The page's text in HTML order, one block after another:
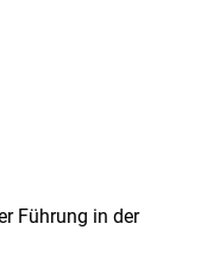
Führung in der